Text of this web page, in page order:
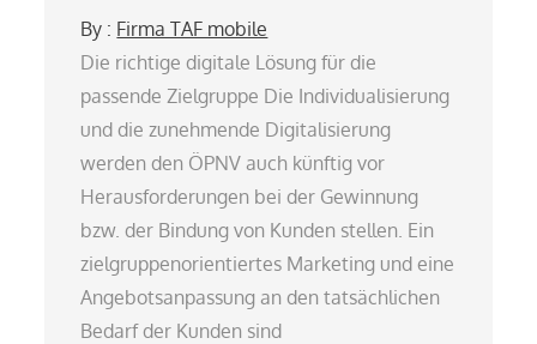
By : Firma TAF mobile
Die richtige digitale Lösung für die
passende Zielgruppe Die Individualisierung
und die zunehmende Digitalisierung
werden den ÖPNV auch künftig vor
Herausforderungen bei der Gewinnung
bzw. der Bindung von Kunden stellen. Ein
zielgruppenorientiertes Marketing und eine
Angebotsanpassung an den tatsächlichen
Bedarf der Kunden sind